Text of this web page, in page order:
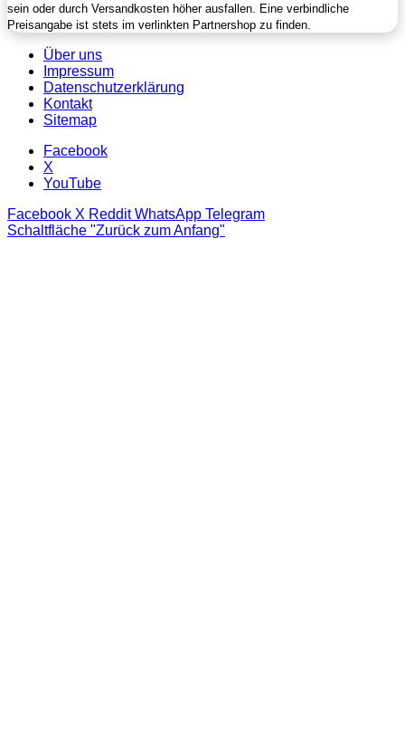
sein oder durch Versandkosten höher ausfallen. Eine verbindliche
Preisangabe ist stets im verlinkten Partnershop zu finden.
Über uns
Impressum
Datenschutzerklärung
Kontakt
Sitemap
Facebook
X
YouTube
Facebook X Reddit WhatsApp Telegram
Schaltfläche "Zurück zum Anfang"